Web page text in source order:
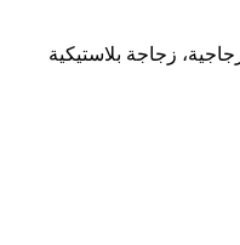
زجاجة بلاستيكية